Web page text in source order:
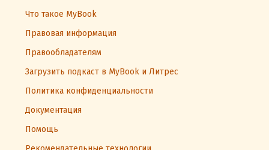
Что такое MyBook
Правовая информация
Правообладателям
Загрузить подкаст в MyBook и Литрес
Политика конфиденциальности
Документация
Помощь